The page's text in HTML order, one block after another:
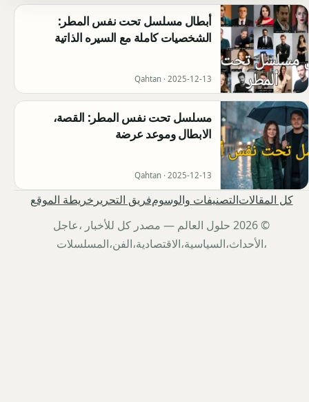
أبطال مسلسل تحت نفس المطر:
الشخصيات كاملة مع السيره الذاتية
Qahtan · 2025-12-13
مسلسل تحت نفس المطر: القصة،
الابطال وموعد عرضة
Qahtan · 2025-12-13
كل المقالاتالتصنيفات والوسومفريق التحرير خريطة الموقع
© 2026 حلول العالم — مصدر كل للأخبار ،عاجل
،الأحداث،السياسية،الاقتصادية،الفن،المسلسلات